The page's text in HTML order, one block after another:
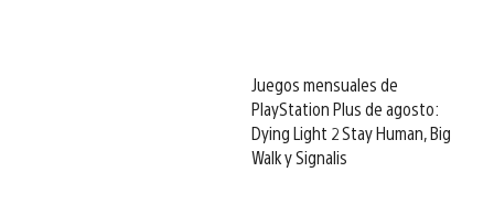
Juegos mensuales de
PlayStation Plus de agosto:
Dying Light 2 Stay Human, Big
Walk y Signalis